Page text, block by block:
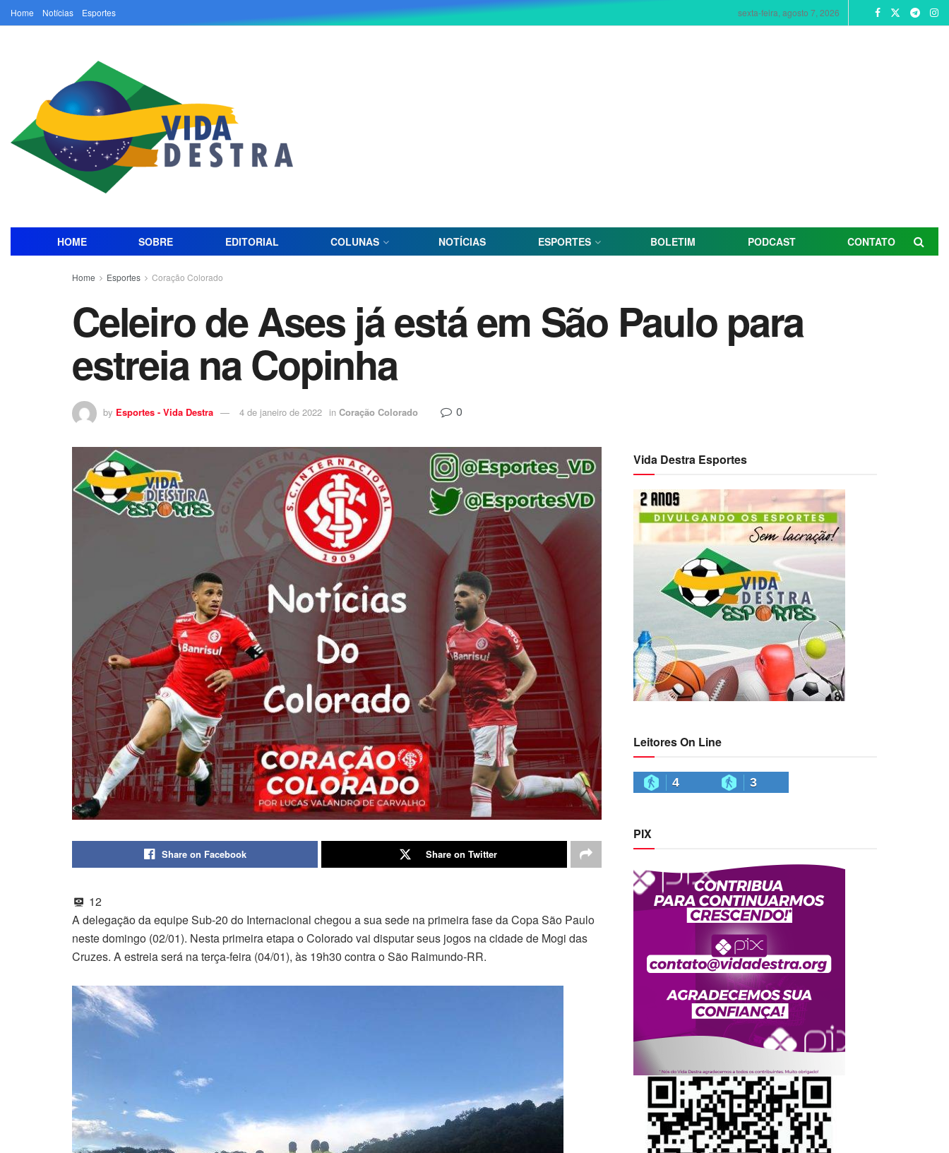
Home Notícias Esportes sexta-feira, agosto 7, 2026
HOME SOBRE EDITORIAL COLUNAS NOTÍCIAS ESPORTES BOLETIM PODCAST CONTATO
Home Esportes Coração Colorado
Celeiro de Ases já está em São Paulo para
estreia na Copinha
by Esportes - Vida Destra 4 de janeiro de 2022 in Coração Colorado 0
Share on Facebook Share on Twitter
12
A delegação da equipe Sub-20 do Internacional chegou a sua sede na primeira fase da Copa São Paulo
neste domingo (02/01). Nesta primeira etapa o Colorado vai disputar seus jogos na cidade de Mogi das
Cruzes. A estreia será na terça-feira (04/01), às 19h30 contra o São Raimundo-RR.
Vida Destra Esportes
Leitores On Line
4 3
PIX